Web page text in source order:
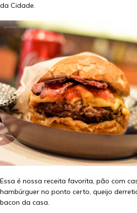
da Cidade.
Essa é nossa receita favorita, pão com
hambúrguer no ponto certo, queijo
bacon da casa.